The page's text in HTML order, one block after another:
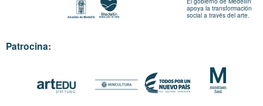
apoya la transformación
social a través del arte.
Patrocina: